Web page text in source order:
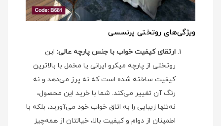
ویژگی‌های روتختی پرنسسی
ارتقای کیفیت خواب با جنس پارچه عالی: این
روتختی از پارچه میکرو ایرانی یا مخمل با بالاترین
کیفیت ساخته شده است که نه پرز می‌دهد و نه
رنگ آن تغییر می‌کند. شما با خرید این محصول،
نه‌تنها زیبایی را به اتاق خواب خود می‌آورید، بلکه با
اطمینان از دوام و کیفیت بالا، خیالتان از همه‌چیز